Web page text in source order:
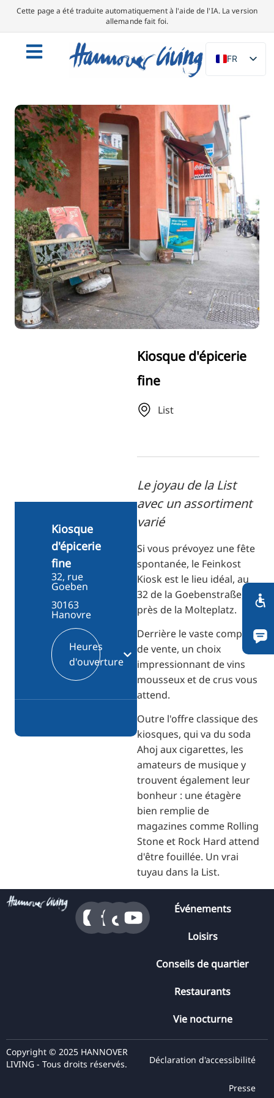
Cette page a été traduite automatiquement à l'aide de l'IA. La version
allemande fait foi.
FR
DE
PL
ES
IT
DA
SV
PT
RU
FI
ZH
JA
Kiosque d'épicerie
fine
List
Le joyau de la List
avec un assortiment
varié
Si vous prévoyez une fête
spontanée, le Feinkost
Kiosk est le lieu idéal, au
32 de la Goebenstraße,
près de la Molteplatz.
Derrière le vaste comptoir
de vente, un choix
impressionnant de vins
mousseux et de crus vous
attend.
Outre l'offre classique des
kiosques, qui va du soda
Ahoj aux cigarettes, les
amateurs de musique y
trouvent également leur
bonheur : une étagère
bien remplie de
magazines comme Rolling
Stone et Rock Hard attend
d'être fouillée. Un vrai
tuyau dans la List.
Kiosque
d'épicerie
fine
32, rue
Goeben
30163
Hanovre
Heures
d'ouverture
Événements
Loisirs
Conseils de quartier
Restaurants
Vie nocturne
Copyright © 2025 HANNOVER
LIVING - Tous droits réservés.
Déclaration d'accessibilité
Presse